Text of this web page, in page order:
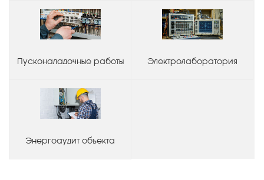
Пусконаладочные работы Электролаборатория
Энергоаудит объекта